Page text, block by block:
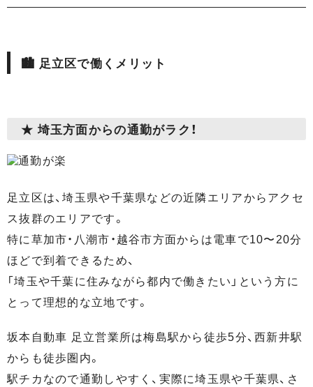
🏙 足立区で働くメリット
★ 埼玉方面からの通勤がラク！
足立区は、埼玉県や千葉県などの近隣エリアからアクセ
ス抜群のエリアです。
特に草加市・八潮市・越谷市方面からは電車で10〜20分
ほどで到着できるため、
「埼玉や千葉に住みながら都内で働きたい」という方に
とって理想的な立地です。
坂本自動車 足立営業所は梅島駅から徒歩5分、西新井駅
からも徒歩圏内。
駅チカなので通勤しやすく、実際に埼玉県や千葉県、さ